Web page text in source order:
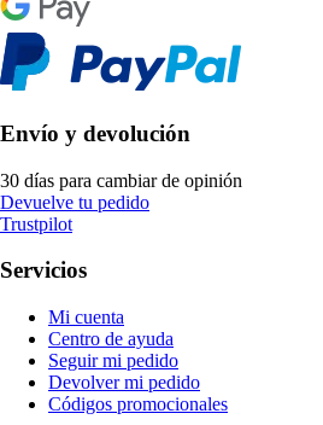
Envío y devolución
30 días para cambiar de opinión
Devuelve tu pedido
Trustpilot
Servicios
Mi cuenta
Centro de ayuda
Seguir mi pedido
Devolver mi pedido
Códigos promocionales